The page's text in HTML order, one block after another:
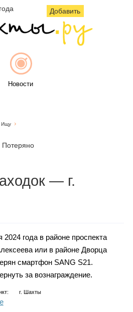
Добавить
Новости
Объявления
Инфо
Ищу
Потеряно
— г.
2024 года в районе проспекта
или в районе Дворца
смартфон SANG S21.
за вознаграждение.
г. Шахты